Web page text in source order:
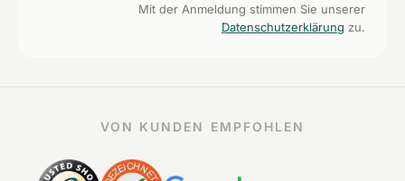
Mit der Anmeldung stimmen Sie unserer
Datenschutzerklärung zu.
VON KUNDEN EMPFOHLEN